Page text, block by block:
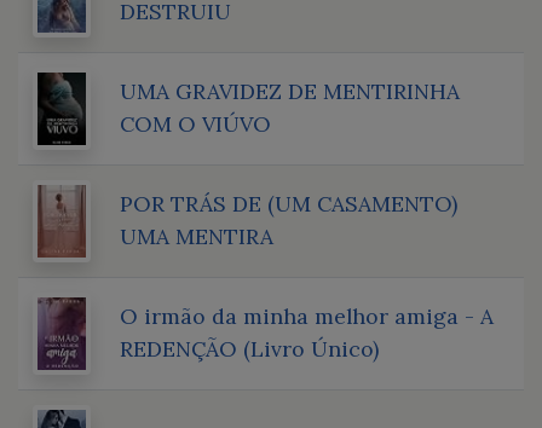
DESTRUIU
UMA GRAVIDEZ DE MENTIRINHA
COM O VIÚVO
POR TRÁS DE (UM CASAMENTO)
UMA MENTIRA
O irmão da minha melhor amiga - A
REDENÇÃO (Livro Único)